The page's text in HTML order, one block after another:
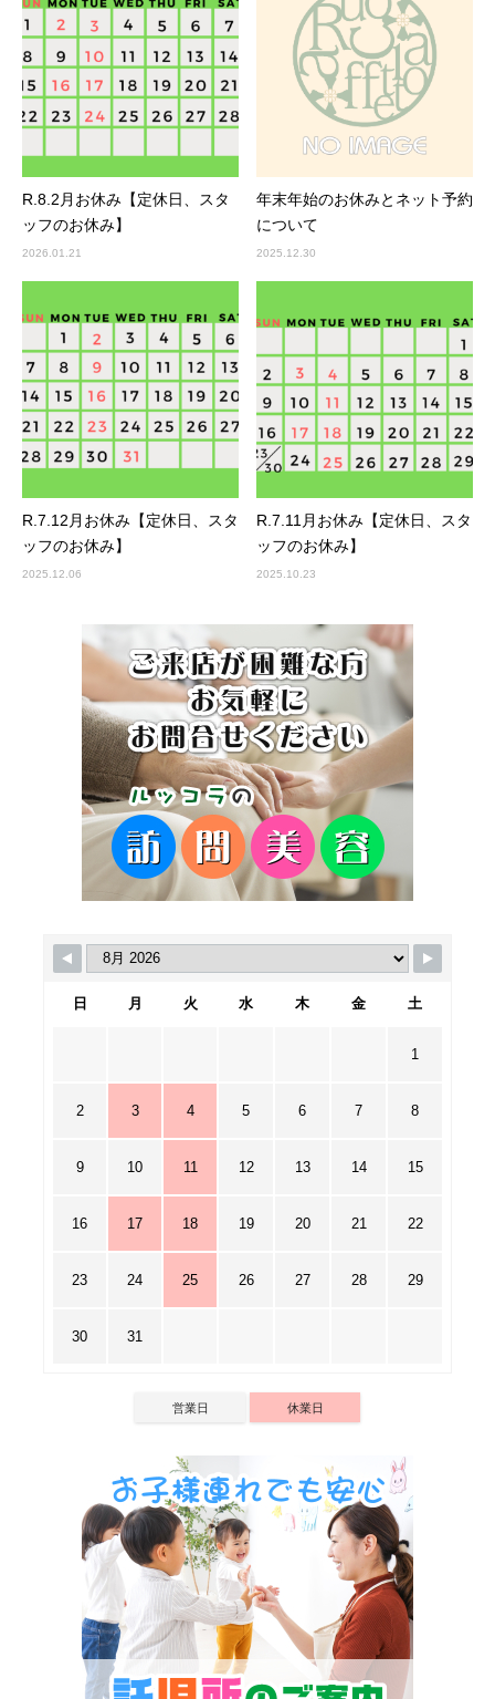
R.8.2月お休み【定休日、スタ
ッフのお休み】
2026.01.21
年末年始のお休みとネット予約
について
2025.12.30
R.7.12月お休み【定休日、スタ
ッフのお休み】
2025.12.06
R.7.11月お休み【定休日、スタ
ッフのお休み】
2025.10.23
日 月 火 水 木 金 土
1
2 3 4 5 6 7 8
9 10 11 12 13 14 15
16 17 18 19 20 21 22
23 24 25 26 27 28 29
30 31
営業日 休業日